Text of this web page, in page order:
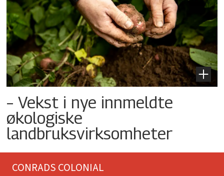
– Vekst i nye innmeldte
økologiske
landbruksvirksomheter
CONRADS COLONIAL